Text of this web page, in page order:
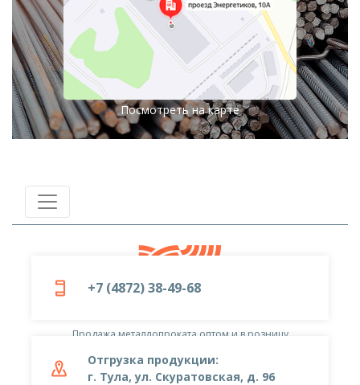
Посмотреть на карте
+7 (4872) 38-49-68
Отгрузка продукции:
г. Тула, ул. Скуратовская, д. 96
Продажа металлопроката оптом и в розницу